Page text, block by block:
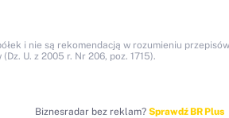
i nie są rekomendacją w rozumieniu
U. z 2005 r. Nr 206, poz. 1715).
Biznesradar bez reklam? Sprawdź BR Plus